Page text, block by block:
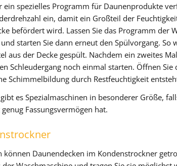
ein spezielles Programm für Daunenprodukte
ein, damit ein Großteil der
befördert wird. Lassen Sie das Programm der
starten Sie dann erneut den Spülvorgang. So
aus der Decke gespült. Nachdem ein zweites
Schleudergang noch einmal starten. Öffnen Sie
Schimmelbildung durch Restfeuchtigkeit
es Spezialmaschinen in besonderer Größe,
Fassungsvermögen hat.
können Daunendecken im Kondenstrockner